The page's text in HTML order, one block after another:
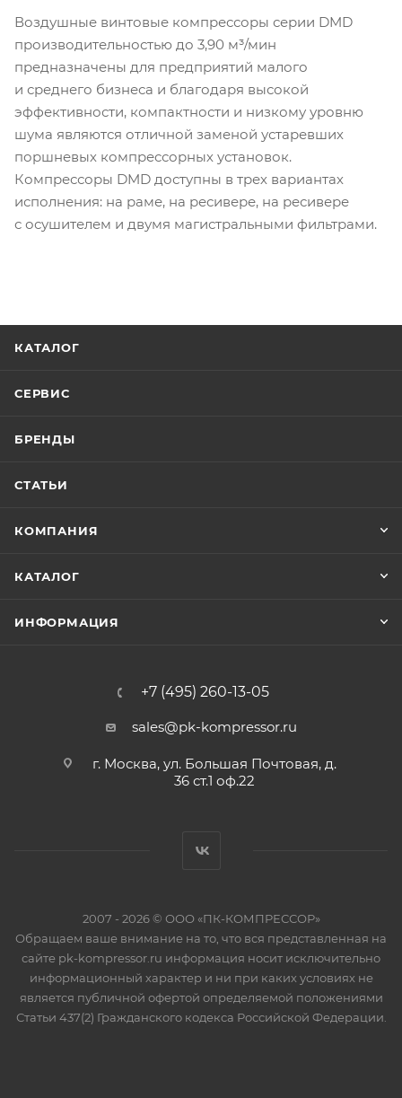
Воздушные винтовые компрессоры серии DMD
производительностью до 3,90 м³/мин
предназначены для предприятий малого
и среднего бизнеса и благодаря высокой
эффективности, компактности и низкому уровню
шума являются отличной заменой устаревших
поршневых компрессорных установок.
Компрессоры DMD доступны в трех вариантах
исполнения: на раме, на ресивере, на ресивере
с осушителем и двумя магистральными фильтрами.
КАТАЛОГ
СЕРВИС
БРЕНДЫ
СТАТЬИ
КОМПАНИЯ
КАТАЛОГ
ИНФОРМАЦИЯ
+7 (495) 260-13-05
sales@pk-kompressor.ru
г. Москва, ул. Большая Почтовая, д.
36 ст.1 оф.22
2007 - 2026 © ООО «ПК-КОМПРЕССОР»
Обращаем ваше внимание на то, что вся представленная на
сайте pk-kompressor.ru информация носит исключительно
информационный характер и ни при каких условиях не
является публичной офертой определяемой положениями
Статьи 437(2) Гражданского кодекса Российской Федерации.